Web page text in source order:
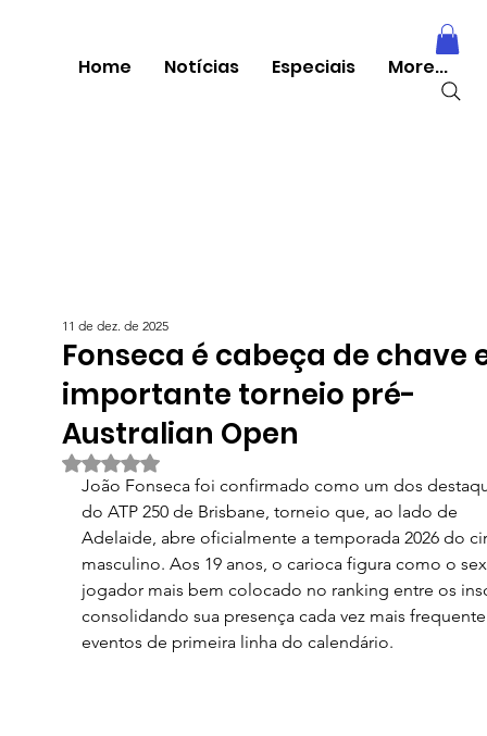
Home Notícias Especiais More...
Fonseca é cabeça de chave
importante torneio pré-
Australian Open
11 de dez. de 2025
Avaliado com NaN de 5 estrelas.
João Fonseca foi confirmado como um dos
do ATP 250 de Brisbane, torneio que, ao lado de
Adelaide, abre oficialmente a temporada 2026 do
masculino. Aos 19 anos, o carioca figura como o
jogador mais bem colocado no ranking entre os
consolidando sua presença cada vez mais
eventos de primeira linha do calendário.